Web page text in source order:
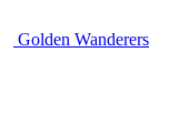
Golden Wanderers